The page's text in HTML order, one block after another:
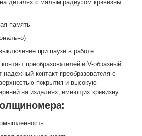
деталях с малым радиусом кривизны
память
при паузе в работе
преобразователей и V-образный
надежный контакт преобразователя с
покрытия и высокую
на изделиях, имеющих кривизну